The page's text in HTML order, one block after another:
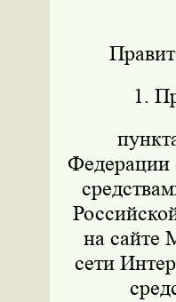
1.
Федерации
на сайте
сети